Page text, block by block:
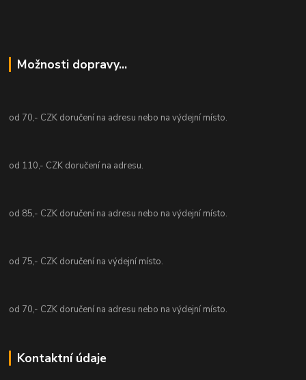
Možnosti dopravy...
od 70,- CZK doručení na adresu nebo na výdejní místo.
od 110,- CZK doručení na adresu.
od 85,- CZK doručení na adresu nebo na výdejní místo.
od 75,- CZK doručení na výdejní místo.
od 70,- CZK doručení na adresu nebo na výdejní místo.
Kontaktní údaje